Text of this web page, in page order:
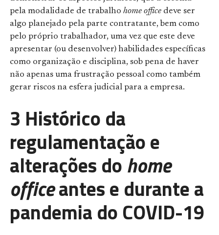
pela modalidade de trabalho home office deve ser
algo planejado pela parte contratante, bem como
pelo próprio trabalhador, uma vez que este deve
apresentar (ou desenvolver) habilidades específicas
como organização e disciplina, sob pena de haver
não apenas uma frustração pessoal como também
gerar riscos na esfera judicial para a empresa.
3 Histórico da
regulamentação e
alterações dohome
officeantes e durante a
pandemia do COVID-19